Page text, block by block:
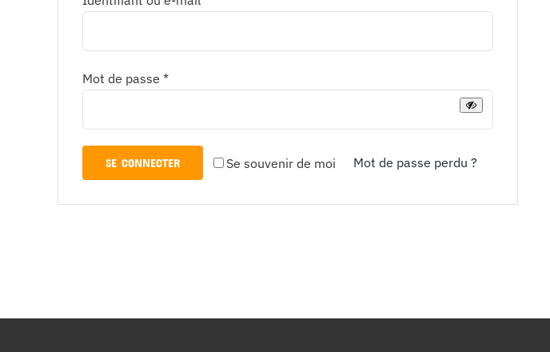
Mot de passe *Obligatoire
Se souvenir de moi
SE CONNECTER Mot de passe perdu ?